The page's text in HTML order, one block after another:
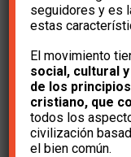
No hay
seguidores y es
estas
El movimiento
social, cultural
de los
cristiano, que
todos los
civilización
el bien común.